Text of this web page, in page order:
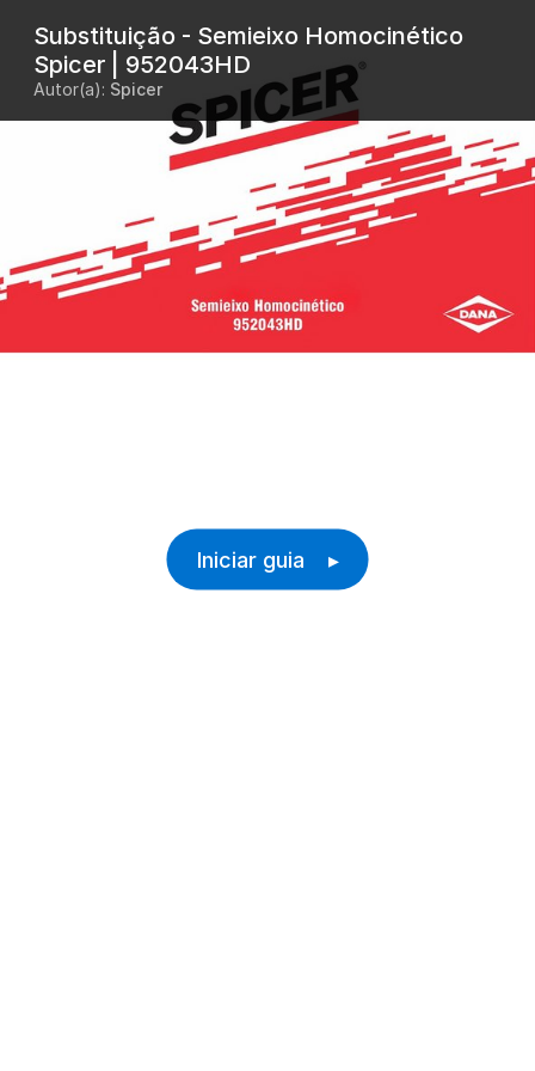
Substituição - Semieixo Homocinético
Spicer | 952043HD
Autor(a): Spicer
Iniciar guia ▸